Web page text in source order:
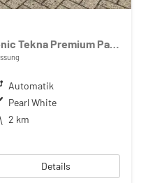
1.3 DIG-T MHEV 158 PS X-Tronic Tekna Premium Paket 20"LM Teil-Leder PanoGlasdach Klimaautomatik Sitzheizung Lenkradheizung Navi Head-Up Display elektr. Heckklappe ACC PDC v+h 360°Kamera DAB Bluetooth Touchscreen Apple CarPlay Android Auto
Automatik
Pearl White
2 km
Details